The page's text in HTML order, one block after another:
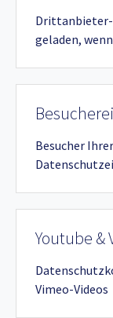
Drittanbieter-
geladen,
Besucher
Youtube &
Vimeo-Videos